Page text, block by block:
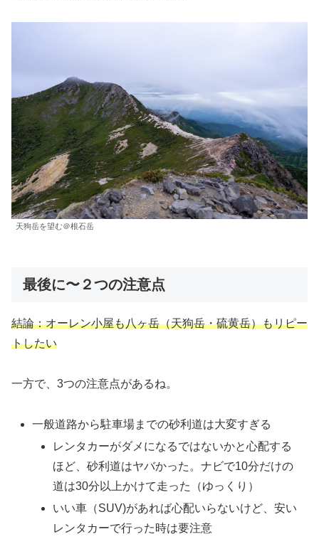
天狗岳を望む＠根石岳
最後に〜２つの注意点
結論：オーレン小屋も八ヶ岳（天狗岳・硫黄岳）もリピー
トしたい
一方で、3つの注意点があるね。
一般道路から駐車場までの砂利道は大変すぎる
レンタカーがダメになるではないかと心配する
ほど、砂利道はヤバかった。ナビで10分だけの
道は30分以上かけて走った（ゆっくり）
いい車（SUV)があれば心配いらないけど、安い
レンタカーで行った時は要注意